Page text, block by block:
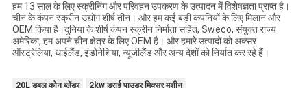
हम 13 साल के लिए स्क्रीनिंग और परिवहन उपकरण के उत्पादन में विशेषज्ञता प्राप्त है।
चीन के कंपन स्क्रीन उद्योग शीर्ष तीन। और हम कई बड़ी कंपनियों के लिए मिलान और
OEM किया है।दुनिया के शीर्ष कंपन स्क्रीन निर्माता सहित, Sweco, संयुक्त राज्य
अमेरिका, हम अपने चीन क्षेत्र के लिए OEM है। और हमारे उत्पादों को अक्सर
ऑस्ट्रेलिया, थाईलैंड, इंडोनेशिया, न्यूजीलैंड और अन्य देशों को निर्यात कर रहे हैं।
20L डबल कोन ब्लेंडर
2kw ड्राई पाउडर मिक्सर मशीन